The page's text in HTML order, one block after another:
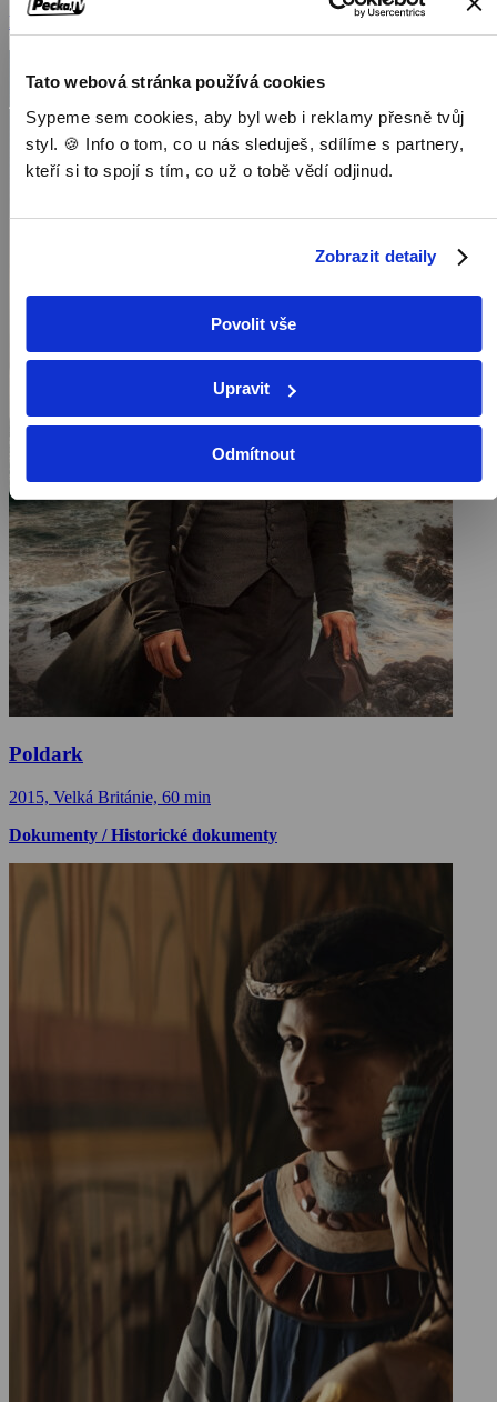
Tato webová stránka používá cookies
Sypeme sem cookies, aby byl web i reklamy přesně tvůj
styl. 🍪 Info o tom, co u nás sleduješ, sdílíme s partnery,
kteří si to spojí s tím, co už o tobě vědí odjinud.
Zobrazit detaily
Povolit vše
Upravit
Odmítnout
Dokumenty / Historické dokumenty
Poldark
2015, Velká Británie, 60 min
Dokumenty / Historické dokumenty